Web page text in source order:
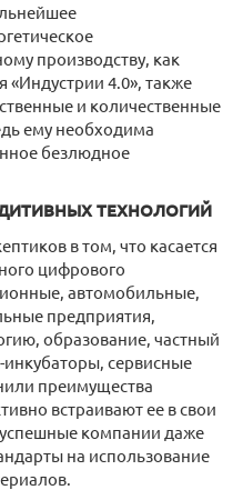
производству, как
«Индустрии 4.0», также
и количественные
ему необходима
безлюдное
ТЕХНОЛОГИЙ
в том, что касается
цифрового
автомобильные,
предприятия,
образование, частный
сервисные
преимущества
встраивают ее в свои
компании даже
на использование